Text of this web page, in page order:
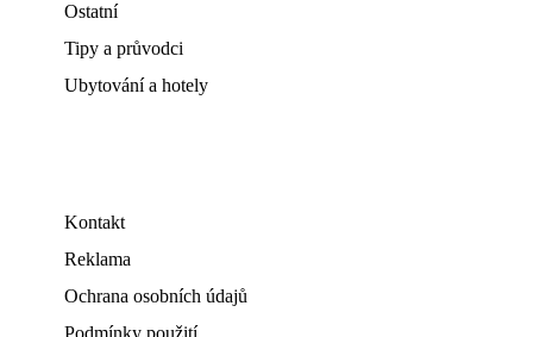
Ostatní
Tipy a průvodci
Ubytování a hotely
Kontakt
Reklama
Ochrana osobních údajů
Podmínky použití